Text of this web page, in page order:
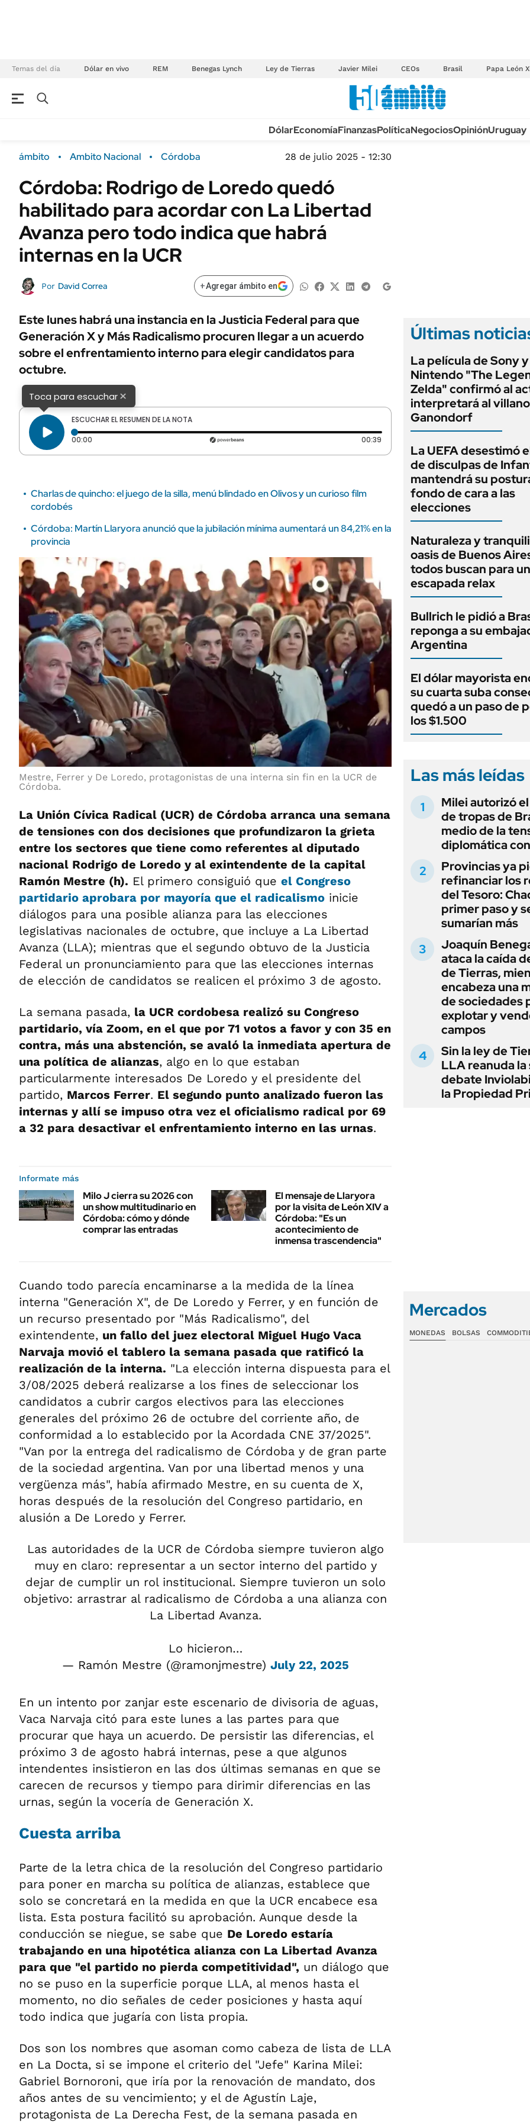
Temas del día Dólar en vivo REM Benegas Lynch Ley de Tierras Javier Milei CEOs Brasil Papa León
Campo
FINANZAS
Dólar
Mercados
MEDIAKIT AMBITO DEBATE
Sustentabilidad
POLÍTICA
Nacional
Municipios
TECNOLOGÍA
MÉXICO
MUNDO
INFORMACIÓN GENERAL
ESPECTÁCULOS
AUTOS
DólarEconomíaFinanzasPolíticaNegociosOpiniónUruguay
ámbito Ambito Nacional Córdoba 28 de julio 2025 - 12:30
Córdoba: Rodrigo de Loredo quedó
habilitado para acordar con La Libertad
Avanza pero todo indica que habrá
internas en la UCR
Por David Correa +Agregar ámbito en
Este lunes habrá una instancia en la Justicia Federal para que
Generación X y Más Radicalismo procuren llegar a un acuerdo
sobre el enfrentamiento interno para elegir candidatos para
octubre.
Toca para escuchar×
ESCUCHAR EL RESUMEN DE LA NOTA
00:00 Tiempo transcurrido: 0 segundos 00:39
Charlas de quincho: el juego de la silla, menú blindado en Olivos y un curioso film
cordobés
Córdoba: Martín Llaryora anunció que la jubilación mínima aumentará un 84,21% en la
provincia
Mestre, Ferrer y De Loredo, protagonistas de una interna sin fin en la UCR de
Córdoba.
La Unión Cívica Radical (UCR) de Córdoba arranca una semana
de tensiones con dos decisiones que profundizaron la grieta
entre los sectores que tiene como referentes al diputado
nacional Rodrigo de Loredo y al exintendente de la capital
Ramón Mestre (h). El primero consiguió que el Congreso
partidario aprobara por mayoría que el radicalismo inicie
diálogos para una posible alianza para las elecciones
legislativas nacionales de octubre, que incluye a La Libertad
Avanza (LLA); mientras que el segundo obtuvo de la Justicia
Federal un pronunciamiento para que las elecciones internas
de elección de candidatos se realicen el próximo 3 de agosto.
La semana pasada, la UCR cordobesa realizó su Congreso
partidario, vía Zoom, en el que por 71 votos a favor y con 35 en
contra, más una abstención, se avaló la inmediata apertura de
una política de alianzas, algo en lo que estaban
particularmente interesados De Loredo y el presidente del
partido, Marcos Ferrer. El segundo punto analizado fueron las
internas y allí se impuso otra vez el oficialismo radical por 69
a 32 para desactivar el enfrentamiento interno en las urnas.
Informate más
Milo J cierra su 2026 con
un show multitudinario en
Córdoba: cómo y dónde
comprar las entradas
El mensaje de Llaryora
por la visita de León XIV a
Córdoba: "Es un
acontecimiento de
inmensa trascendencia"
Cuando todo parecía encaminarse a la medida de la línea
interna "Generación X", de De Loredo y Ferrer, y en función de
un recurso presentado por "Más Radicalismo", del
exintendente, un fallo del juez electoral Miguel Hugo Vaca
Narvaja movió el tablero la semana pasada que ratificó la
realización de la interna. "La elección interna dispuesta para el
3/08/2025 deberá realizarse a los fines de seleccionar los
candidatos a cubrir cargos electivos para las elecciones
generales del próximo 26 de octubre del corriente año, de
conformidad a lo establecido por la Acordada CNE 37/2025".
"Van por la entrega del radicalismo de Córdoba y de gran parte
de la sociedad argentina. Van por una libertad menos y una
vergüenza más", había afirmado Mestre, en su cuenta de X,
horas después de la resolución del Congreso partidario, en
alusión a De Loredo y Ferrer.
Las autoridades de la UCR de Córdoba siempre tuvieron algo
muy en claro: representar a un sector interno del partido y
dejar de cumplir un rol institucional. Siempre tuvieron un solo
objetivo: arrastrar al radicalismo de Córdoba a una alianza con
La Libertad Avanza.
Lo hicieron…
— Ramón Mestre (@ramonjmestre) July 22, 2025
En un intento por zanjar este escenario de divisoria de aguas,
Vaca Narvaja citó para este lunes a las partes para que
procurar que haya un acuerdo. De persistir las diferencias, el
próximo 3 de agosto habrá internas, pese a que algunos
intendentes insistieron en las dos últimas semanas en que se
carecen de recursos y tiempo para dirimir diferencias en las
urnas, según la vocería de Generación X.
Cuesta arriba
Parte de la letra chica de la resolución del Congreso partidario
para poner en marcha su política de alianzas, establece que
solo se concretará en la medida en que la UCR encabece esa
lista. Esta postura facilitó su aprobación. Aunque desde la
conducción se niegue, se sabe que De Loredo estaría
trabajando en una hipotética alianza con La Libertad Avanza
para que "el partido no pierda competitividad", un diálogo que
no se puso en la superficie porque LLA, al menos hasta el
momento, no dio señales de ceder posiciones y hasta aquí
todo indica que jugaría con lista propia.
Dos son los nombres que asoman como cabeza de lista de LLA
en La Docta, si se impone el criterio del "Jefe" Karina Milei:
Gabriel Bornoroni, que iría por la renovación de mandato, dos
años antes de su vencimiento; y el de Agustín Laje,
protagonista de La Derecha Fest, de la semana pasada en
Últimas
La película de Sony y
Nintendo "The
Zelda" confirmó al
interpretará al villano
Ganondorf
La UEFA desestimó
de disculpas de
mantendrá su
fondo de cara a las
elecciones
Naturaleza y
oasis de Buenos
todos buscan para
escapada relax
Bullrich le pidió a
reponga a su
Argentina
El dólar mayorista
su cuarta suba
quedó a un paso de
los $1.500
Las más leídas
Milei autorizó
de tropas de
medio de la
diplomática
Provincias ya
refinanciar los
del Tesoro:
primer paso y
sumarían más
Joaquín
ataca la caída
de Tierras,
encabeza una
de sociedades
explotar y
campos
Sin la ley de
LLA reanuda la
debate
la Propiedad
Mercados
MONEDAS BOLSAS